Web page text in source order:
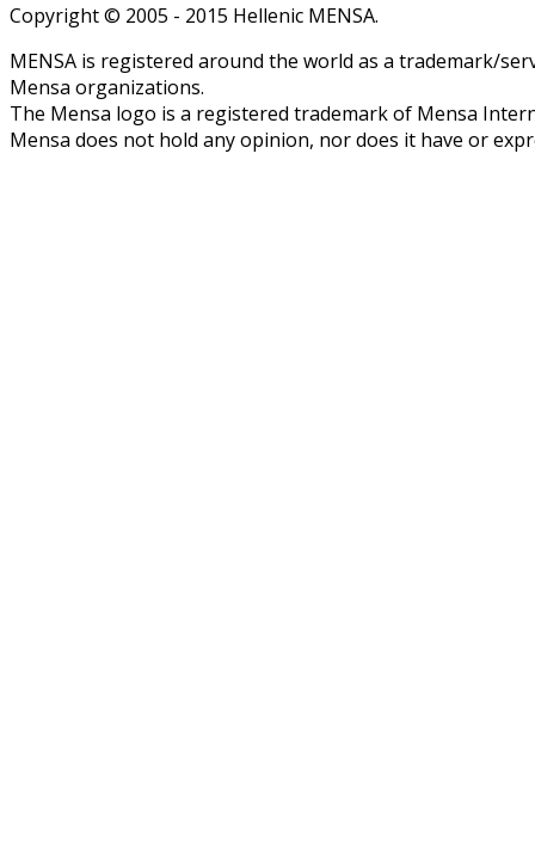
Copyright © 2005 - 2015 Hellenic MENSA.
MENSA is registered around the world as a trademark/
Mensa organizations.
The Mensa logo is a registered trademark of Mensa
Mensa does not hold any opinion, nor does it have or